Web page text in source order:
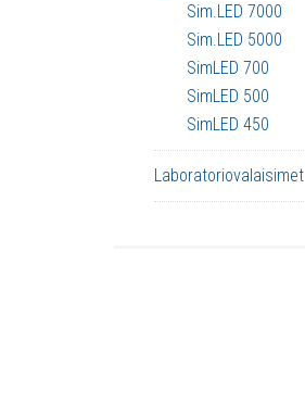
Sim.LED 7000
Sim.LED 5000
SimLED 700
SimLED 500
SimLED 450
Laboratoriovalaisimet